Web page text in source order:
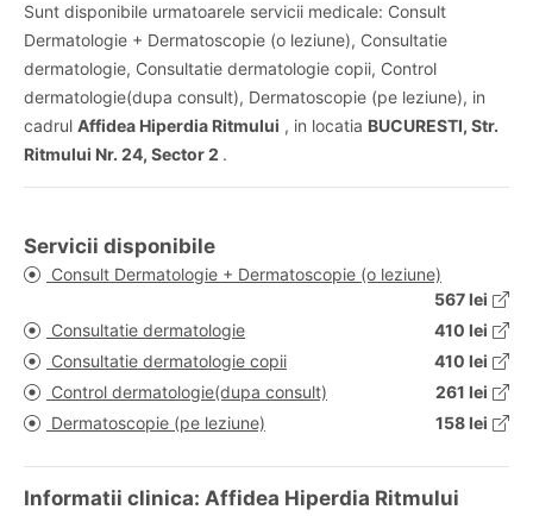
Sunt disponibile urmatoarele servicii medicale: Consult
Dermatologie + Dermatoscopie (o leziune), Consultatie
dermatologie, Consultatie dermatologie copii, Control
dermatologie(dupa consult), Dermatoscopie (pe leziune), in
cadrul Affidea Hiperdia Ritmului , in locatia BUCURESTI, Str.
Ritmului Nr. 24, Sector 2 .
Servicii disponibile
Consult Dermatologie + Dermatoscopie (o leziune)
567 lei
Consultatie dermatologie
410 lei
Consultatie dermatologie copii
410 lei
Control dermatologie(dupa consult)
261 lei
Dermatoscopie (pe leziune)
158 lei
Informatii clinica: Affidea Hiperdia Ritmului